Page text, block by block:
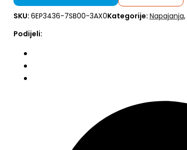
SKU: 6EP3436-7SB00-3AX0Kategorije: Napajanja,
Podijeli: